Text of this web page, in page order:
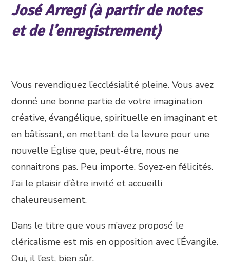
José Arregi (à partir de notes
et de l’enregistrement)
Vous revendiquez l’ecclésialité pleine. Vous avez
donné une bonne partie de votre imagination
créative, évangélique, spirituelle en imaginant et
en bâtissant, en mettant de la levure pour une
nouvelle Église que, peut-être, nous ne
connaitrons pas. Peu importe. Soyez-en félicités.
J’ai le plaisir d’être invité et accueilli
chaleureusement.
Dans le titre que vous m’avez proposé le
cléricalisme est mis en opposition avec l’Évangile.
Oui, il l’est, bien sûr.